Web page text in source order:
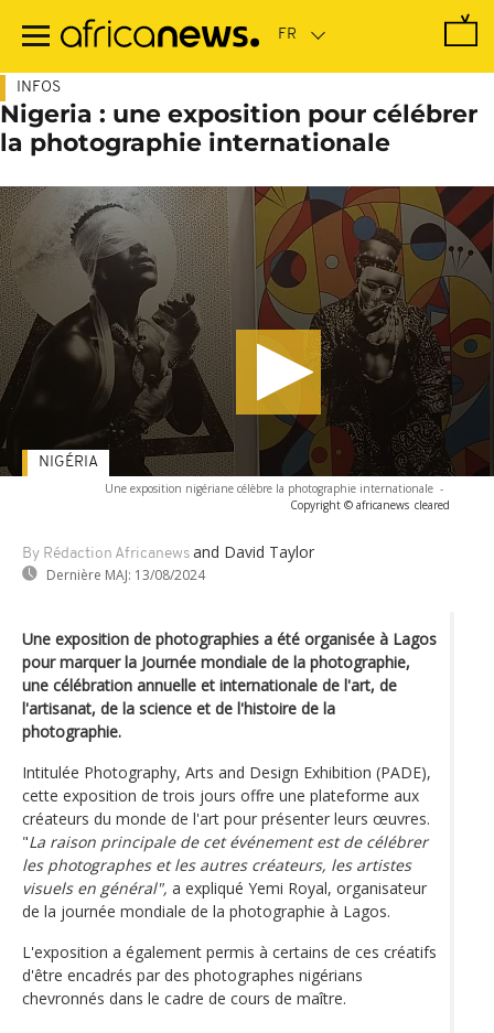
contenu
INFOS
Nigeria : une exposition pour célébrer
la photographie internationale
Une exposition nigériane célèbre la photographie internationale -
Copyright © africanews cleared
By Rédaction Africanews and David Taylor
Dernière MAJ: 13/08/2024
NIGÉRIA
Une exposition de photographies a été organisée à Lagos
pour marquer la Journée mondiale de la photographie,
une célébration annuelle et internationale de l'art, de
l'artisanat, de la science et de l'histoire de la
photographie.
Intitulée Photography, Arts and Design Exhibition (PADE),
cette exposition de trois jours offre une plateforme aux
créateurs du monde de l'art pour présenter leurs œuvres.
"La raison principale de cet événement est de célébrer
les photographes et les autres créateurs, les artistes
visuels en général", a expliqué Yemi Royal, organisateur
de la journée mondiale de la photographie à Lagos.
L'exposition a également permis à certains de ces créatifs
d'être encadrés par des photographes nigérians
chevronnés dans le cadre de cours de maître.